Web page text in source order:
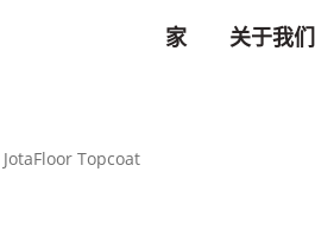
家 关于我们
JotaFloor Topcoat